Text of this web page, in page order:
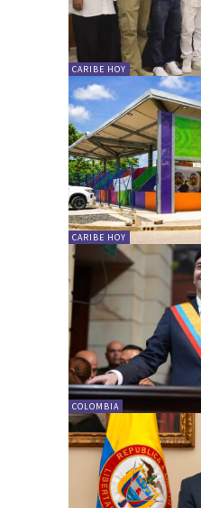
CARIBE HOY
CARIBE HOY
COLOMBIA